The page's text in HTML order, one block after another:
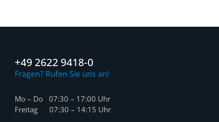
+49 2622 9418-0
Fragen? Rufen Sie uns an!
Mo – Do 07:30 – 17:00 Uhr
Freitag 07:30 – 14:15 Uhr